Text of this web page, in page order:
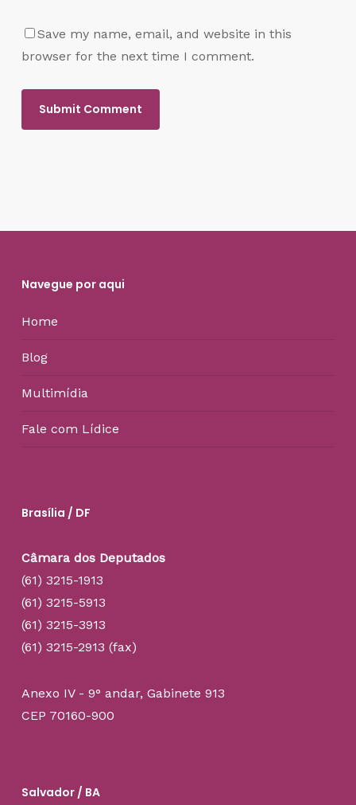
Save my name, email, and website in this
browser for the next time I comment.
Navegue por aqui
Home
Blog
Multimídia
Fale com Lídice
Brasília / DF
Câmara dos Deputados
(61) 3215-1913
(61) 3215-5913
(61) 3215-3913
(61) 3215-2913 (fax)
Anexo IV - 9° andar, Gabinete 913
CEP 70160-900
Salvador / BA